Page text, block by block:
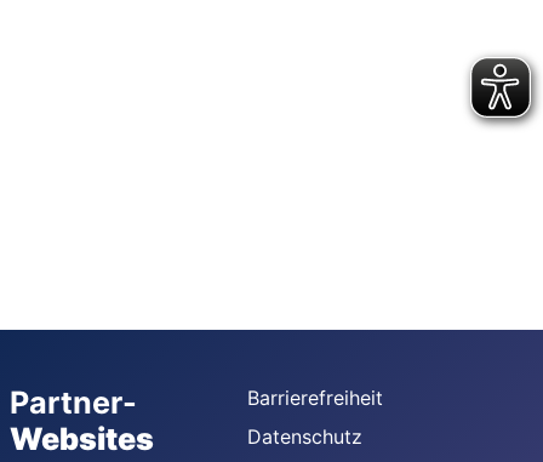
Partner-
Websites
Barrierefreiheit
Datenschutz